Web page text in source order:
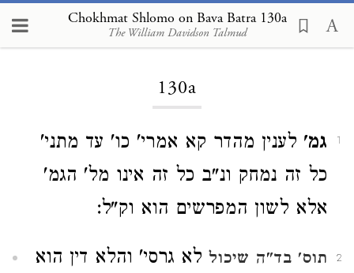
Chokhmat Shlomo on Bava Batra 130a
The William Davidson Talmud
Loading...
130a
1 גמ' לענין מהדר קא אמרי' כו' עד מתני'
כל זה נמחק ונ"ב כל זה אינו מל' הגמ'
אלא לשון המפרשים הוא וק"ל:
2 תוס' בד"ה שיכול לא גרסי' והלא דין הוא